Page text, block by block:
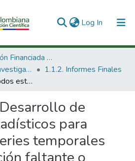
Log In (current)
1. Investigación Financiada con Recursos Públicos
1.1 Productos de investigación
1.1.2. Informes Finales
Desarrollo de métodos estadísticos para reconstruir series temporales con información faltante o parcial
Desarrollo de
para
temporales